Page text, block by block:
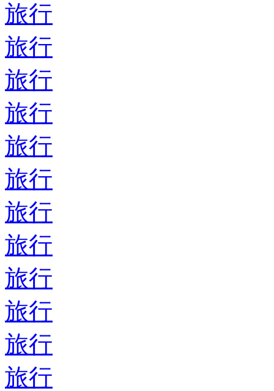
旅行
旅行
旅行
旅行
旅行
旅行
旅行
旅行
旅行
旅行
旅行
旅行